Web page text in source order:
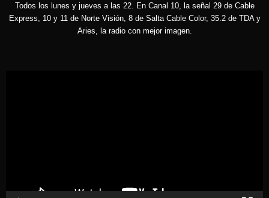
Todos los lunes y jueves a las 22. En Canal 10, la señal 29 de Cable
Express, 10 y 11 de Norte Visión, 8 de Salta Cable Color, 35.2 de TDA y
Aries, la radio con mejor imagen.